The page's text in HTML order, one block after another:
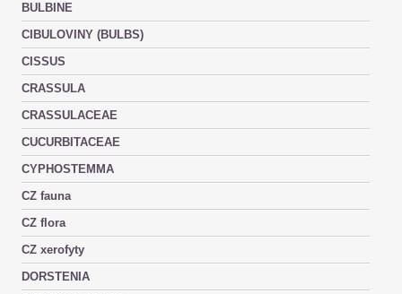
BULBINE
CIBULOVINY (BULBS)
CISSUS
CRASSULA
CRASSULACEAE
CUCURBITACEAE
CYPHOSTEMMA
CZ fauna
CZ flora
CZ xerofyty
DORSTENIA